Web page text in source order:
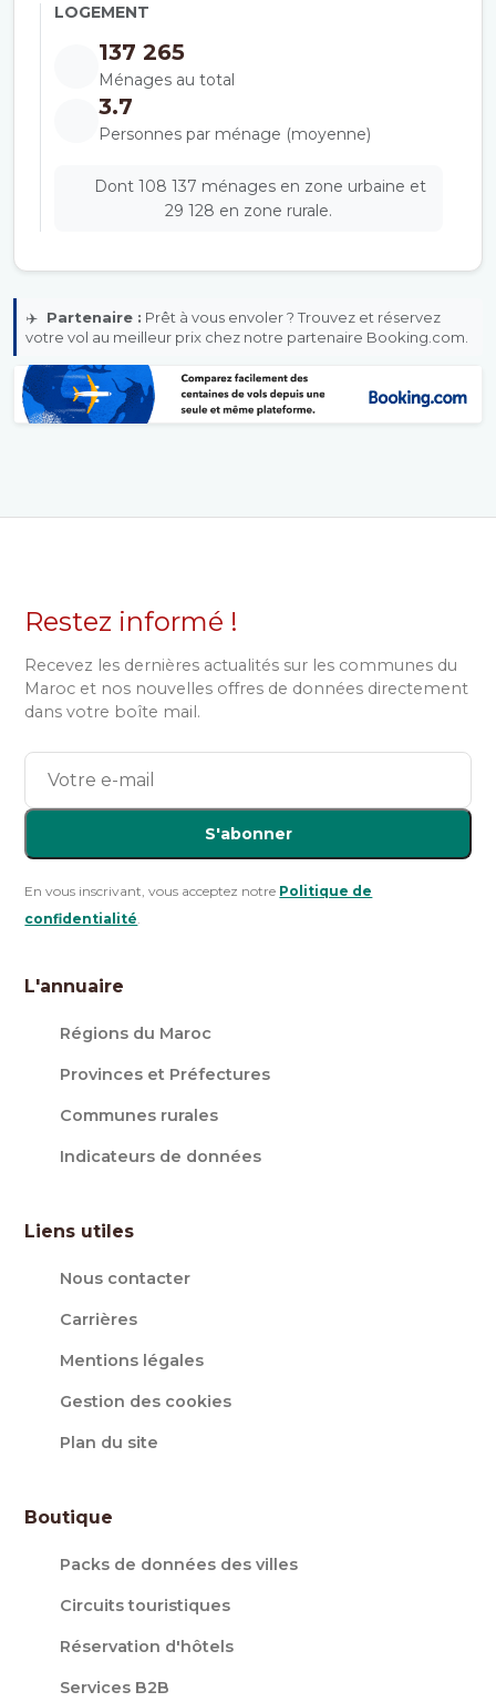
LOGEMENT
137 265
Ménages au total
3.7
Personnes par ménage (moyenne)
Dont 108 137 ménages en zone urbaine et
29 128 en zone rurale.
✈️ Partenaire : Prêt à vous envoler ? Trouvez et réservez
votre vol au meilleur prix chez notre partenaire Booking.com.
Restez informé !
Recevez les dernières actualités sur les communes du
Maroc et nos nouvelles offres de données directement
dans votre boîte mail.
S'abonner
En vous inscrivant, vous acceptez notre Politique de
confidentialité
L'annuaire
Régions du Maroc
Provinces et Préfectures
Communes rurales
Indicateurs de données
Liens utiles
Nous contacter
Carrières
Mentions légales
Gestion des cookies
Plan du site
Boutique
Packs de données des villes
Circuits touristiques
Réservation d'hôtels
Services B2B